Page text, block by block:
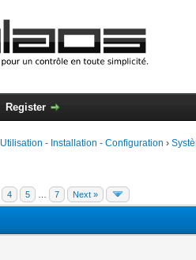
Register
Utilisation - Installation - Configuration ›
4 5 7 Next »